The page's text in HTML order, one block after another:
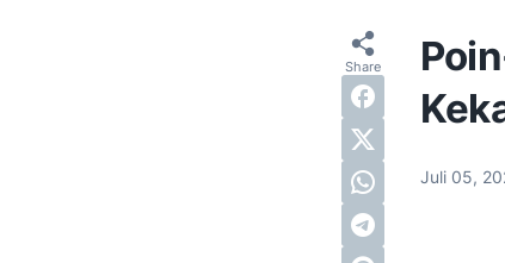
Juli 05,